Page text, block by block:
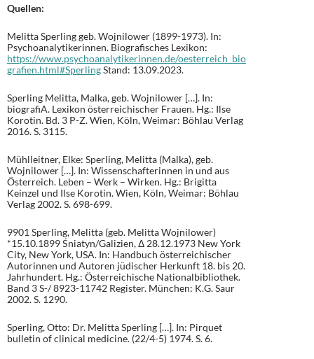
Quellen:
Melitta Sperling geb. Wojnilower (1899-1973). In:
Psychoanalytikerinnen. Biografisches Lexikon:
https://www.psychoanalytikerinnen.de/oesterreich_bio
grafien.html#SperlingStand: 13.09.2023.
Sperling Melitta, Malka, geb. Wojnilower […]. In:
biografiA. Lexikon österreichischer Frauen. Hg.: Ilse
Korotin. Bd. 3 P-Z. Wien, Köln, Weimar: Böhlau Verlag
2016. S. 3115.
Mühlleitner, Elke: Sperling, Melitta (Malka), geb.
Wojnilower […]. In: Wissenschafterinnen in und aus
Österreich. Leben – Werk – Wirken. Hg.: Brigitta
Keinzel und Ilse Korotin. Wien, Köln, Weimar: Böhlau
Verlag 2002. S. 698-699.
9901 Sperling, Melitta (geb. Melitta Wojnilower)
*15.10.1899 Śniatyn/Galizien, Δ 28.12.1973 New York
City, New York, USA. In: Handbuch österreichischer
Autorinnen und Autoren jüdischer Herkunft 18. bis 20.
Jahrhundert. Hg.: Österreichische Nationalbibliothek.
Band 3 S-/ 8923-11742 Register. München: K.G. Saur
2002. S. 1290.
Sperling, Otto: Dr. Melitta Sperling […]. In: Pirquet
bulletin of clinical medicine. (22/4-5) 1974. S. 6.